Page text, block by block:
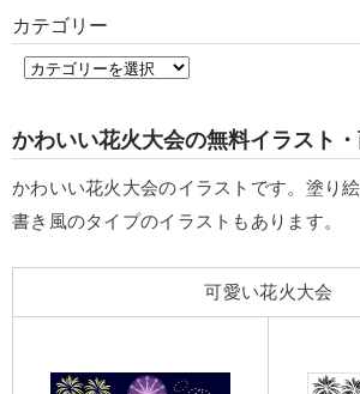
カテゴリー
かわいい花火大会の無料イラスト
かわいい花火大会のイラストです。塗り
書き風のタイプのイラストもあります。
可愛い花火大会